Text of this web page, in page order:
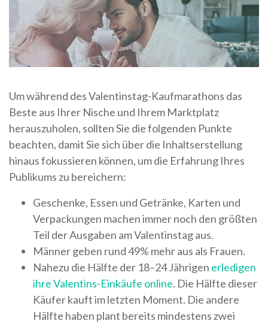
Um während des Valentinstag-Kaufmarathons das
Beste aus Ihrer Nische und Ihrem Marktplatz
herauszuholen, sollten Sie die folgenden Punkte
beachten, damit Sie sich über die Inhaltserstellung
hinaus fokussieren können, um die Erfahrung Ihres
Publikums zu bereichern:
Geschenke, Essen und Getränke, Karten und
Verpackungen machen immer noch den größten
Teil der Ausgaben am Valentinstag aus.
Männer geben rund 49% mehr aus als Frauen.
Nahezu die Hälfte der 18–24 Jährigen erledigen
ihre Valentins-Einkäufe online. Die Hälfte dieser
Käufer kauft im letzten Moment. Die andere
Hälfte haben plant bereits mindestens zwei